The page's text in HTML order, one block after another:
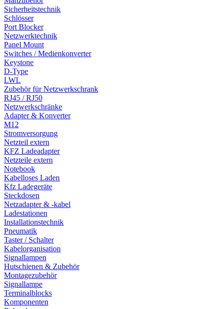
Sicherheitstechnik
Schlösser
Port Blocker
Netzwerktechnik
Panel Mount
Switches / Medienkonverter
Keystone
D-Type
LWL
Zubehör für Netzwerkschrank
RJ45 / RJ50
Netzwerkschränke
Adapter & Konverter
M12
Stromversorgung
Netzteil extern
KFZ Ladeadapter
Netzteile extern
Notebook
Kabelloses Laden
Kfz Ladegeräte
Steckdosen
Netzadapter & -kabel
Ladestationen
Installationstechnik
Pneumatik
Taster / Schalter
Kabelorganisation
Signallampen
Hutschienen & Zubehör
Montagezubehör
Signallampe
Terminalblocks
Komponenten